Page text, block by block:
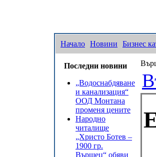
Начало Новини Бизнес
Последни новини
„Водоснабдяване
и канализация“
ООД Монтана
променя цените
Народно
читалище
„Христо Ботев –
1900 гр.
Вършец“ обяви